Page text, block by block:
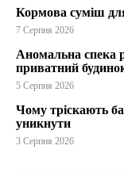
Кормова суміш
7 Серпня 2026
Аномальна спека
приватний
5 Серпня 2026
Чому тріскають
уникнути
3 Серпня 2026